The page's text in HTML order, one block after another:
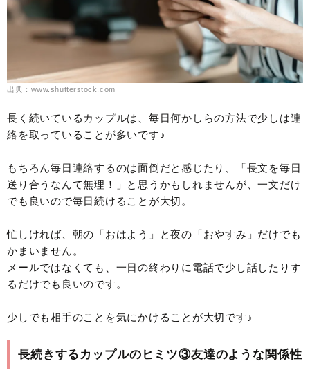
出典：www.shutterstock.com
長く続いているカップルは、毎日何かしらの方法で少しは連
絡を取っていることが多いです♪
もちろん毎日連絡するのは面倒だと感じたり、「長文を毎日
送り合うなんて無理！」と思うかもしれませんが、一文だけ
でも良いので毎日続けることが大切。
忙しければ、朝の「おはよう」と夜の「おやすみ」だけでも
かまいません。
メールではなくても、一日の終わりに電話で少し話したりす
るだけでも良いのです。
少しでも相手のことを気にかけることが大切です♪
長続きするカップルのヒミツ③友達のような関係性